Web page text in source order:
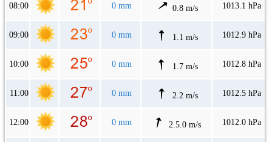
08:00 0 mm 0.8 m/s 1013.1 hPa
09:00 0 mm 1.1 m/s 1012.9 hPa
10:00 0 mm 1.7 m/s 1012.8 hPa
11:00 0 mm 2.2 m/s 1012.5 hPa
12:00 0 mm 2.5.0 m/s 1012.0 hPa